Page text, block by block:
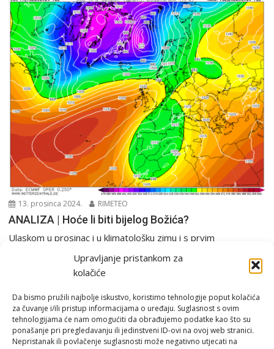
Upravljanje pristankom za
kolačiće
Da bismo pružili najbolje iskustvo, koristimo tehnologije poput kolačića
za čuvanje i/ili pristup informacijama o uređaju. Suglasnost s ovim
tehnologijama će nam omogućiti da obrađujemo podatke kao što su
ponašanje pri pregledavanju ili jedinstveni ID-ovi na ovoj web stranici.
Nepristanak ili povlačenje suglasnosti može negativno utjecati na
13. prosinca 2024. RIMETEO
ANALIZA | Hoće li biti bijelog Božića?
Ulaskom u prosinac i u klimatološku zimu i s prvim
emitiranjima filmskog maratona “Sam u kući”...
PGŽ i Hrvatska